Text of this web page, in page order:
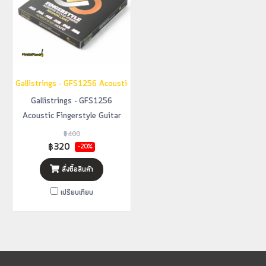
Gallistrings - GFS1256 Acoustic Fingerstyle Guitar Strings
Gallistrings - GFS1256
Acoustic Fingerstyle Guitar
Strings
฿400
฿320 -20%
สั่งซื้อสินค้า
เปรียบเทียบ